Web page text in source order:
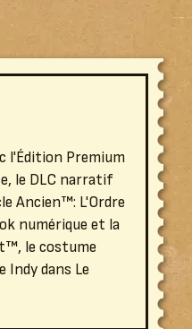
l'Édition Premium
le DLC narratif
Ancien™: L'Ordre
numérique et la
le costume
Indy dans Le